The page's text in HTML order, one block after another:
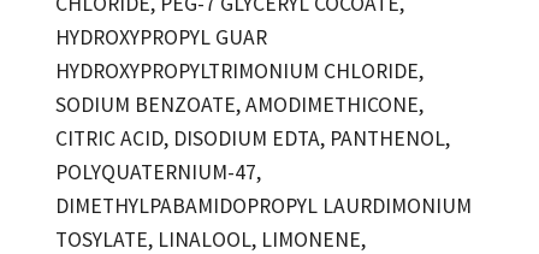
HYDROXYPROPYL GUAR
HYDROXYPROPYLTRIMONIUM CHLORIDE,
SODIUM BENZOATE, AMODIMETHICONE,
CITRIC ACID, DISODIUM EDTA, PANTHENOL,
POLYQUATERNIUM-47,
DIMETHYLPABAMIDOPROPYL LAURDIMONIUM
TOSYLATE, LINALOOL, LIMONENE,